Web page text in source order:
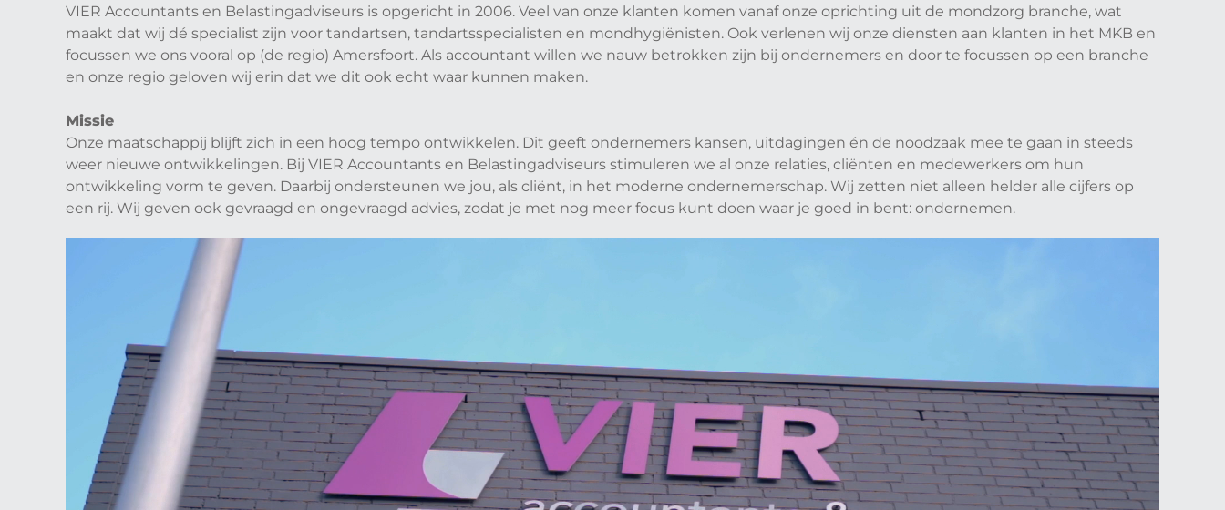
VIER Accountants en Belastingadviseurs is opgericht in 2006. Veel van onze klanten komen vanaf onze oprichting uit de mondzorg branche, wat
maakt dat wij dé specialist zijn voor tandartsen, tandartsspecialisten en mondhygiënisten. Ook verlenen wij onze diensten aan klanten in het MKB en
focussen we ons vooral op (de regio) Amersfoort. Als accountant willen we nauw betrokken zijn bij ondernemers en door te focussen op een branche
en onze regio geloven wij erin dat we dit ook echt waar kunnen maken.
Missie
Onze maatschappij blijft zich in een hoog tempo ontwikkelen. Dit geeft ondernemers kansen, uitdagingen én de noodzaak mee te gaan in steeds
weer nieuwe ontwikkelingen. Bij VIER Accountants en Belastingadviseurs stimuleren we al onze relaties, cliënten en medewerkers om hun
ontwikkeling vorm te geven. Daarbij ondersteunen we jou, als cliënt, in het moderne ondernemerschap. Wij zetten niet alleen helder alle cijfers op
een rij. Wij geven ook gevraagd en ongevraagd advies, zodat je met nog meer focus kunt doen waar je goed in bent: ondernemen.